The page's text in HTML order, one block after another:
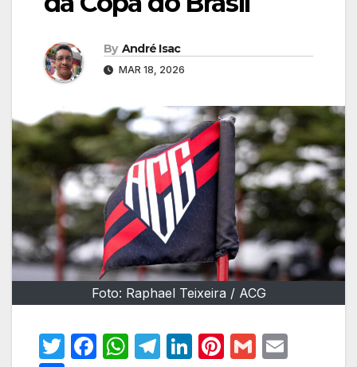
By André Isac
MAR 18, 2026
Foto: Raphael Teixeira / ACG
T
F
W T
Li Pi G